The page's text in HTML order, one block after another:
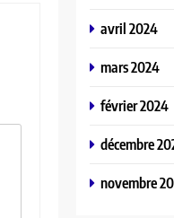
avril 2024
mars 2024
février 2024
décembre
novembre